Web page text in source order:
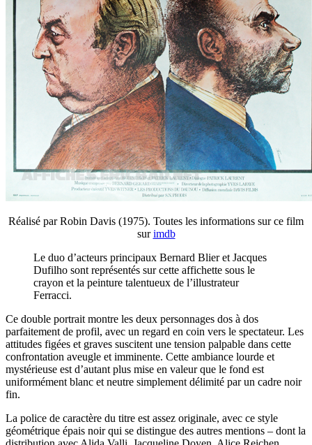
Réalisé par Robin Davis (1975). Toutes les informations sur ce film
surimdb
Le duo d’acteurs principaux Bernard Blier et Jacques
Dufilho sont représentés sur cette affichette sous le
crayon et la peinture talentueux de l’illustrateur
Ferracci.
Ce double portrait montre les deux personnages dos à dos
parfaitement de profil, avec un regard en coin vers le spectateur. Les
attitudes figées et graves suscitent une tension palpable dans cette
confrontation aveugle et imminente. Cette ambiance lourde et
mystérieuse est d’autant plus mise en valeur que le fond est
uniformément blanc et neutre simplement délimité par un cadre noir
fin.
La police de caractère du titre est assez originale, avec ce style
géométrique épais noir qui se distingue des autres mentions – dont la